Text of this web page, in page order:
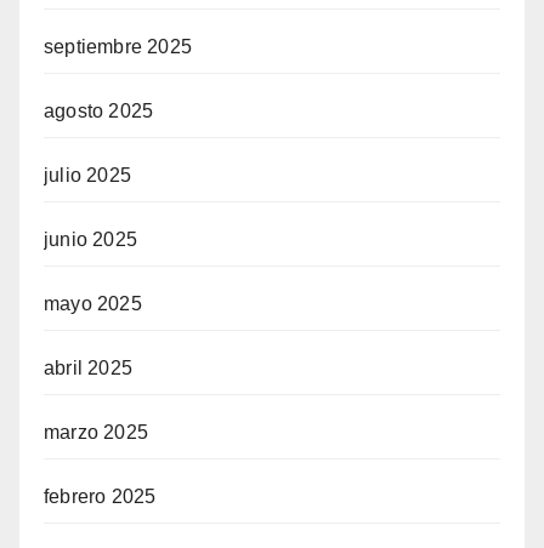
septiembre 2025
agosto 2025
julio 2025
junio 2025
mayo 2025
abril 2025
marzo 2025
febrero 2025